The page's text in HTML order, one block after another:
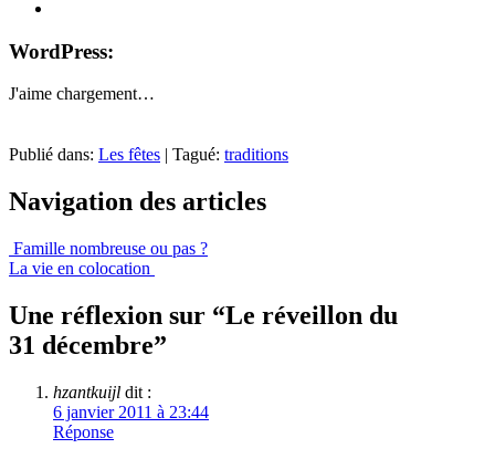
WordPress:
J'aime chargement…
Publié dans: Les fêtes Tagué: traditions
Navigation des articles
Famille nombreuse ou pas ?
La vie en colocation
Une réflexion sur “Le réveillon du
31 décembre”
hzantkuijl dit :
6 janvier 2011 à 23:44
Réponse